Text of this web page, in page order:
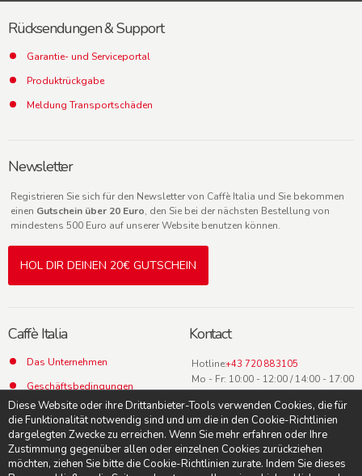
Rücksendungen & Support
Garantie- und Serviceportal
Produktrückgabe
Meldung Transportschäden
Newsletter
Registrieren Sie sich für den Newsletter von Caffè Italia und Sie bekommen
einen Gutschein über 20 Euro, den Sie bei der nächsten Bestellung von
mindestens 500 Euro auf unserer Website benutzen können.
HOL DIR DEINEN 20€ GUTSCHEIN
Caffè Italia
Das Unternehmen
Geschäftsbedingungen
Datenschutz
Kontact
Kontact
Hotline:+43 720 883105
Mo - Fr: 10:00 - 12:00 / 14:00 - 17:00
Uhr
Diese Website oder ihre Drittanbieter-Tools verwenden Cookies, die für
die Funktionalität notwendig sind und um die in den Cookie-Richtlinien
dargelegten Zwecke zu erreichen. Wenn Sie mehr erfahren oder Ihre
Zustimmung gegenüber allen oder einzelnen Cookies zurückziehen
möchten, ziehen Sie bitte die Cookie-Richtlinien zurate. Indem Sie dieses